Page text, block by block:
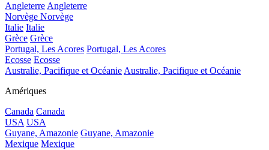
AngleterreAngleterre
Norvège Norvège
Italie Italie
Grèce Grèce
Portugal, Les Acores Portugal, Les Acores
Ecosse Ecosse
Australie, Pacifique et OcéanieAustralie, Pacifique et Océanie
Amériques
Canada Canada
USA USA
Guyane, Amazonie Guyane, Amazonie
Mexique Mexique